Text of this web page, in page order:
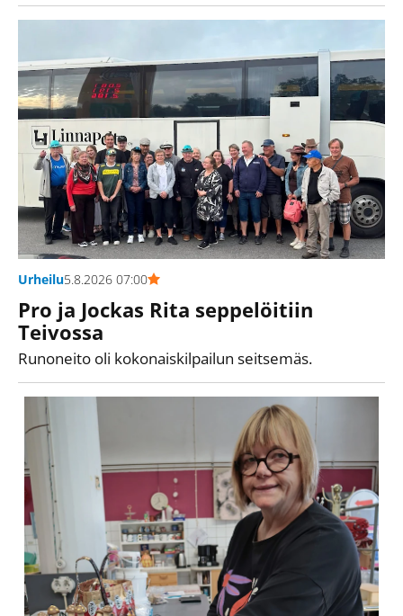
Urheilu5.8.2026 07:00
Pro ja Jockas Rita seppelöitiin
Teivossa
Runoneito oli kokonaiskilpailun seitsemäs.